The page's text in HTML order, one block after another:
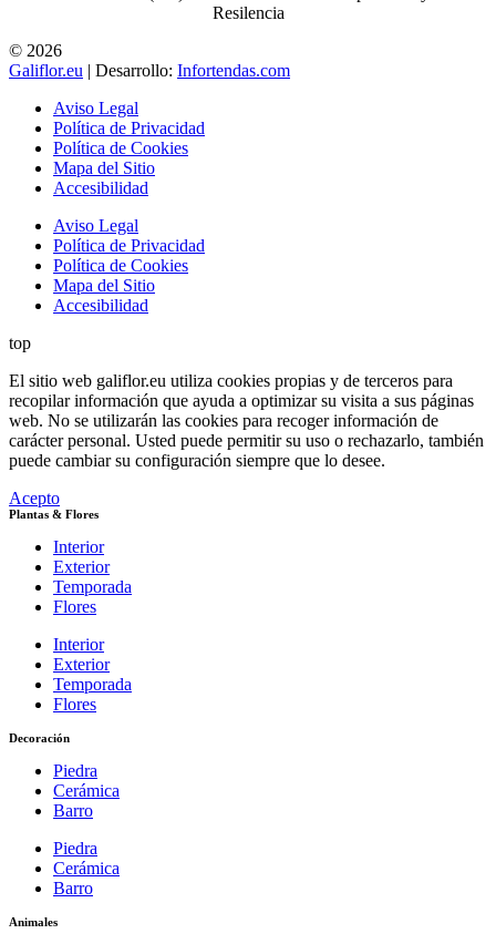
Resilencia
© 2026
Galiflor.eu | Desarrollo: Infortendas.com
Aviso Legal
Política de Privacidad
Política de Cookies
Mapa del Sitio
Accesibilidad
Aviso Legal
Política de Privacidad
Política de Cookies
Mapa del Sitio
Accesibilidad
top
El sitio web galiflor.eu utiliza cookies propias y de terceros para
recopilar información que ayuda a optimizar su visita a sus páginas
web. No se utilizarán las cookies para recoger información de
carácter personal. Usted puede permitir su uso o rechazarlo, también
puede cambiar su configuración siempre que lo desee.
Acepto
Plantas & Flores
Interior
Exterior
Temporada
Flores
Interior
Exterior
Temporada
Flores
Decoración
Piedra
Cerámica
Barro
Piedra
Cerámica
Barro
Animales